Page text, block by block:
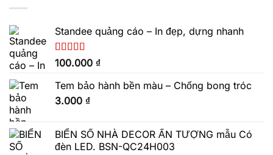
Standee quảng cáo – In đẹp, dựng nhanh
Được xếp
sao
100.000 ₫
Tem bảo hành bền màu – Chống bong tróc
3.000 ₫
BIỂN SỐ NHÀ DECOR ẤN TƯỢNG mẫu Có
đèn LED. BSN-QC24H003